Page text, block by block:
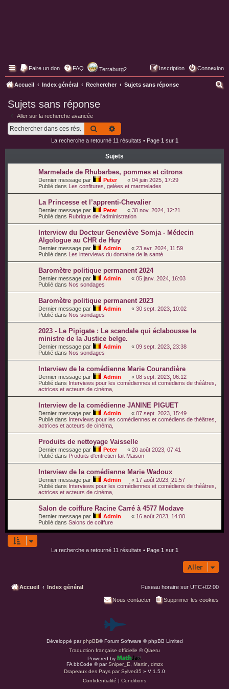
Pages web de Terraburg
Faire un don FAQ Terraburg2 Connexion
Inscription
Accueil Index général Rechercher Sujets sans réponse
Sujets sans réponse
Aller sur la recherche avancée
Rechercher
La recherche a retourné 11 résultats • Page 1 sur 1
Sujets
Marmelade de Rhubarbes, pommes et citrons
Dernier message par Peter « 04 juin 2025, 17:29
Publié dans Les confitures, gelées et marmelades
La Princesse et l’apprenti-Chevalier
Dernier message par Peter « 30 nov. 2024, 12:21
Publié dans Rubrique de l'administration
Interview du Docteur Geneviève Somja - Médecin
Algologue au CHR de Huy
Dernier message par Admin « 23 avr. 2024, 11:59
Publié dans Les interviews du domaine de la santé
Baromètre politique permanent 2024
Dernier message par Admin « 05 janv. 2024, 16:03
Publié dans Nos sondages
Baromètre politique permanent 2023
Dernier message par Admin « 30 sept. 2023, 10:02
Publié dans Nos sondages
2023 - Le Pipigate : Le scandale qui éclabousse le
ministre de la Justice belge.
Dernier message par Admin « 09 sept. 2023, 23:38
Publié dans Nos sondages
Interview de la comédienne Marie Courandière
Dernier message par Admin « 08 sept. 2023, 06:12
Publié dans Interviews pour les comédiennes et comédiens de théâtres,
actrices et acteurs de cinéma,
Interview de la comédienne JANINE PIGUET
Dernier message par Admin « 07 sept. 2023, 15:49
Publié dans Interviews pour les comédiennes et comédiens de théâtres,
actrices et acteurs de cinéma,
Produits de nettoyage Vaisselle
Dernier message par Peter « 20 août 2023, 07:41
Publié dans Produits d'entretien fait Maison
Interview de la comédienne Marie Wadoux
Dernier message par Admin « 17 août 2023, 21:57
Publié dans Interviews pour les comédiennes et comédiens de théâtres,
actrices et acteurs de cinéma,
Salon de coiffure Racine Carré à 4577 Modave
Dernier message par Admin « 16 août 2023, 14:00
Publié dans Salons de coiffure
La recherche a retourné 11 résultats • Page 1 sur 1
Aller
Accueil Index général Fuseau horaire sur UTC+02:00
Supprimer les cookies
Nous contacter
P
a
r
d
Développé parphpBB® Forum Software © phpBB Limited
Traduction française officielle ©Qiaeru
Powered by
FA bbCode ©parSniper_E Martin
dmzx
Drapeaux des Pays par Sylver35 » V 1.5.0
Confidentialité | Conditions